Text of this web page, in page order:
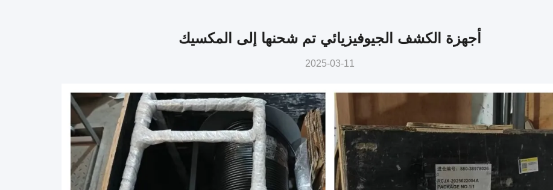
أجهزة الكشف الجيوفيزيائي تم شحنها إلى المكسيك
2025-03-11